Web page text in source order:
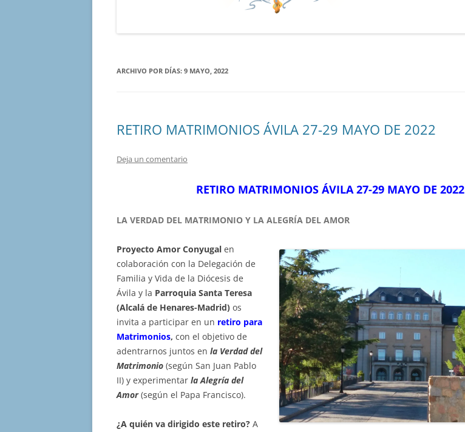
ARCHIVO POR DÍAS: 9 MAYO, 2022
RETIRO MATRIMONIOS ÁVILA 27-29 MAYO DE 2022
Deja un comentario
RETIRO MATRIMONIOS ÁVILA 27-29 MAYO DE 2022
LA VERDAD DEL MATRIMONIO Y LA ALEGRÍA DEL AMOR
Proyecto Amor Conyugal en
colaboración con la Delegación de
Familia y Vida de la Diócesis de
Ávila y la Parroquia Santa Teresa
(Alcalá de Henares-Madrid) os
invita a participar en un retiro para
Matrimonios, con el objetivo de
adentrarnos juntos en la Verdad del
Matrimonio (según San Juan Pablo
II) y experimentar la Alegría del
Amor(según el Papa Francisco).
¿A quién va dirigido este retiro? A